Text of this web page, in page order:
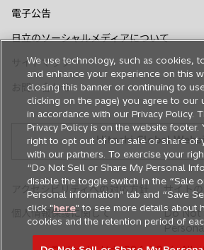
で
く
で
く
く
く
電子公告
日立のソーシャルメディアについて
サイトマップ
お問い合わせ
Hitachi Global
アクセシビリティへの対応方針
サイト
個人情報保護に関して
Do Not
We use technology, such as cookies,
and enhance your experience on this
closing this banner or continuing to
clicking on the page) you agree to our
in accordance with our Privacy Policy.
Privacy Policy is on the website footer.
right to opt out of our sale or share of
with our partners. To exercise your
“Do Not Sell or Share My Personal
disable the toggle switch in the “Sale
Personal information” tab and “Save
click "here" to see more details about
cookies and the retention period of